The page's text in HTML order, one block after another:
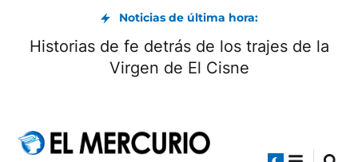
Noticias de última hora:
Alcantarillado para 32 familias de Azogues
Lunes, 10 de agosto de 2026